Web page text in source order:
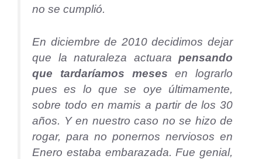
no se cumplió.
En diciembre de 2010 decidimos dejar
que la naturaleza actuara pensando
que tardaríamos meses en lograrlo
pues es lo que se oye últimamente,
sobre todo en mamis a partir de los 30
años. Y en nuestro caso no se hizo de
rogar, para no ponernos nerviosos en
Enero estaba embarazada. Fue genial,